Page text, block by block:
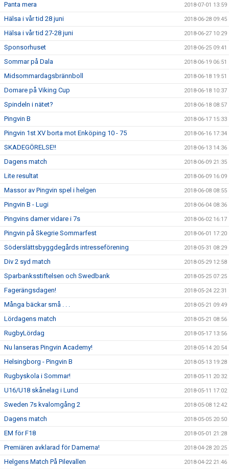
Panta mera 2018-07-01 13:59
Hälsa i vår tid 28 juni 2018-06-28 09:45
Hälsa i vår tid 27-28 juni 2018-06-27 10:29
Sponsorhuset 2018-06-25 09:41
Sommar på Dala 2018-06-19 06:51
Midsommardagsbrännboll 2018-06-18 19:51
Domare på Viking Cup 2018-06-18 10:37
Spindeln i nätet? 2018-06-18 08:57
Pingvin B 2018-06-17 15:33
Pingvin 1st XV borta mot Enköping 10 - 75 2018-06-16 17:34
SKADEGÖRELSE!! 2018-06-13 14:36
Dagens match 2018-06-09 21:35
Lite resultat 2018-06-09 16:09
Massor av Pingvin spel i helgen 2018-06-08 08:55
Pingvin B - Lugi 2018-06-04 08:36
Pingvins damer vidare i 7s 2018-06-02 16:17
Pingvin på Skegrie Sommarfest 2018-06-01 17:20
Söderslättsbyggdegårds intresseförening 2018-05-31 08:29
Div 2 syd match 2018-05-29 12:58
Sparbanksstiftelsen och Swedbank 2018-05-25 07:25
Fagerängsdagen! 2018-05-24 22:31
Många bäckar små . . . 2018-05-21 09:49
Lördagens match 2018-05-21 08:56
RugbyLördag 2018-05-17 13:56
Nu lanseras Pingvin Academy! 2018-05-14 20:54
Helsingborg - Pingvin B 2018-05-13 19:28
Rugbyskola i Sommar! 2018-05-11 20:32
U16/U18 skånelag i Lund 2018-05-11 17:02
Sweden 7s kvalomgång 2 2018-05-08 12:42
Dagens match 2018-05-05 20:50
EM för F18 2018-05-01 21:28
Premiären avklarad för Damerna! 2018-04-28 20:25
Helgens Match På Pilevallen 2018-04-22 21:46